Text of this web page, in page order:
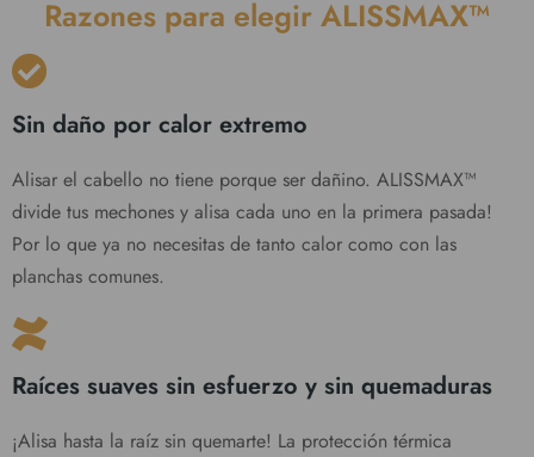
Razones para elegir ALISSMAX™
Sin daño por calor extremo
Alisar el cabello no tiene porque ser dañino. ALISSMAX™
divide tus mechones y alisa cada uno en la primera pasada!
Por lo que ya no necesitas de tanto calor como con las
planchas comunes.
Raíces suaves sin esfuerzo y sin quemaduras
¡Alisa hasta la raíz sin quemarte! La protección térmica